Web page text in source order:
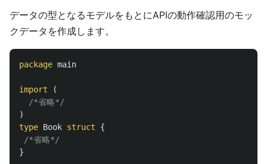
データの型となるモデルをもとにAPIの動作確認用のモッ
クデータを作成します。
package main
import
(
/*省略*/
)
type Book struct
{
/*省略*/
}